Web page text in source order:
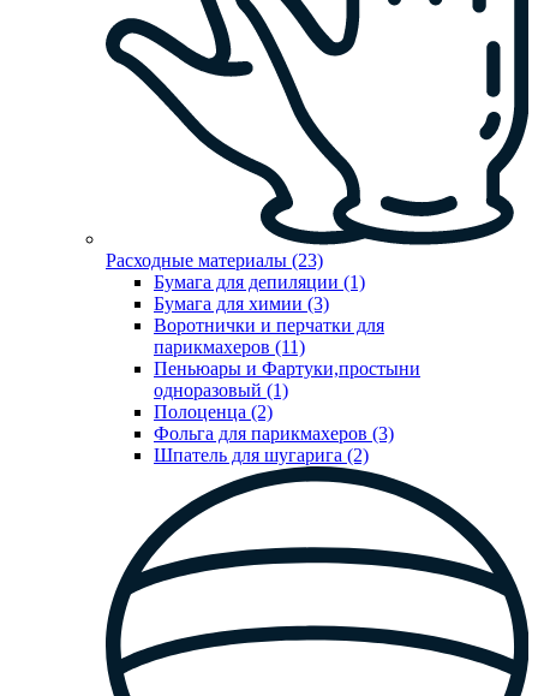
Расходные материалы (23)
Бумага для депиляции (1)
Бумага для химии (3)
Воротнички и перчатки для
парикмахеров (11)
Пеньюары и Фартуки,простыни
одноразовый (1)
Полоценца (2)
Фольга для парикмахеров (3)
Шпатель для шугарига (2)